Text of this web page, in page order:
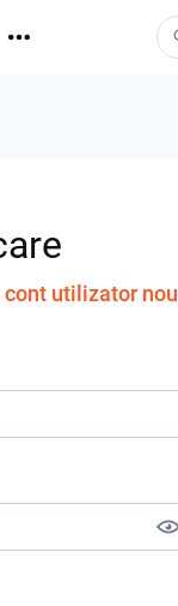
cont utilizator nou